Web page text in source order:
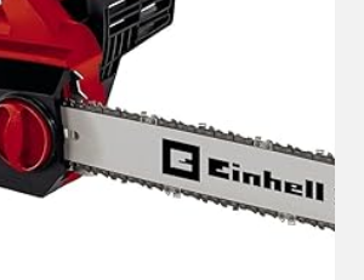
KOMPATIBEL
MIT
MAKITA
AKKU,
BÜRSTENLOSER
6